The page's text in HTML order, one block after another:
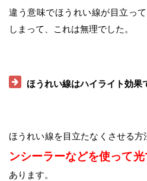
違う意味でほうれい線が目立っ
しまって、これは無理でした。
ほうれい線はハイライト効果
ほうれい線を目立たなくさせる方
ンシーラーなどを使って
あります。